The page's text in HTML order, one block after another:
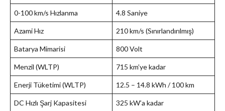
0-100 km/s Hızlanma 4.8 Saniye
Azami Hız 210 km/s (Sınırlandırılmış)
Batarya Mimarisi 800 Volt
Menzil (WLTP) 715 km’ye kadar
Enerji Tüketimi (WLTP) 12.5 – 14.8 kWh / 100 km
DC Hızlı Şarj Kapasitesi 325 kW’a kadar